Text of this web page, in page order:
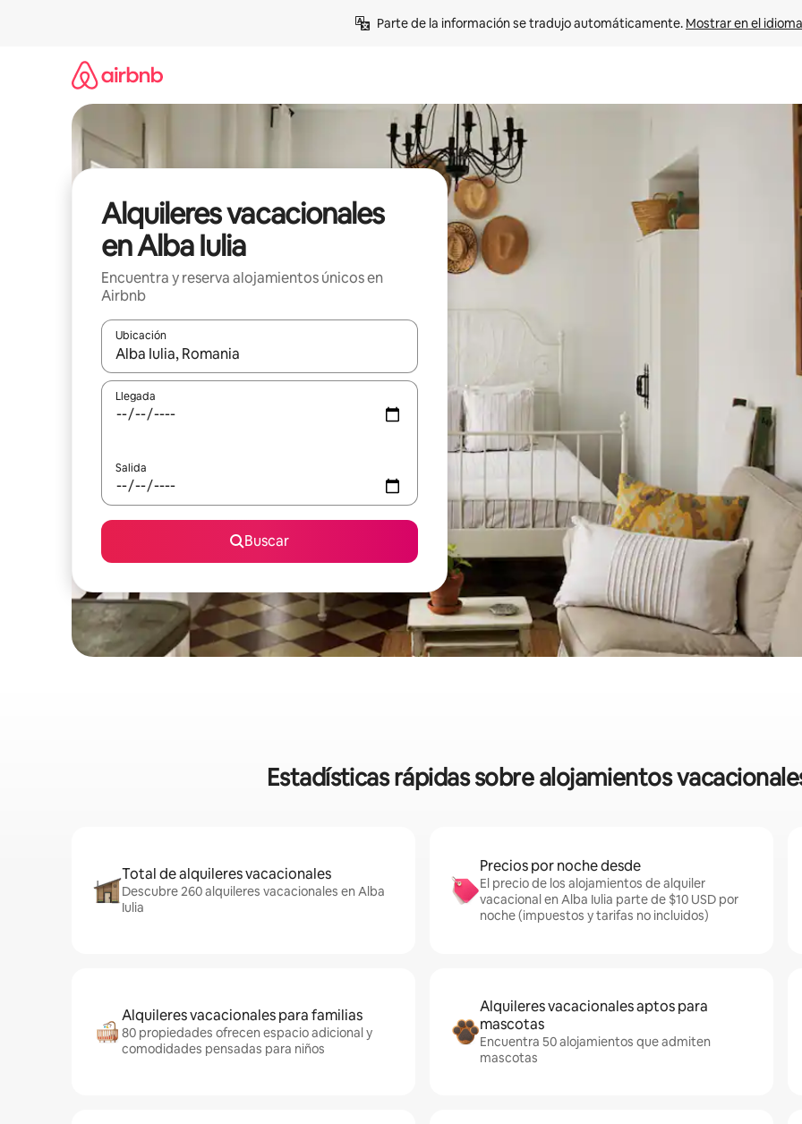
Parte de la información se tradujo automáticamente. Mostrar en el
Alquileres vacacionales
en Alba Iulia
Encuentra y reserva alojamientos únicos en
Airbnb
Ubicación
Cuando los resultados estén disponibles, navega con las teclas de flecha hacia arriba y hacia abajo o explora con el
Llegada
Salida
Buscar
Estadísticas rápidas sobre alojamientos
Total de alquileres vacacionales
Descubre 260 alquileres vacacionales en Alba
Iulia
Precios por noche desde
El precio de los alojamientos de alquiler
vacacional en Alba Iulia parte de $10 USD por
noche (impuestos y tarifas no incluidos)
Alquileres vacacionales para familias
80 propiedades ofrecen espacio adicional y
comodidades pensadas para niños
Alquileres vacacionales aptos para
mascotas
Encuentra 50 alojamientos que admiten
mascotas